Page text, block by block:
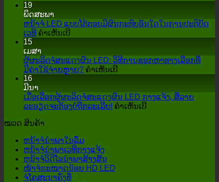
19
ພຶດສະພາ
ຫນ້າຈໍ LED ແບບໂຕ້ຕອບມີຜົນກະທົບອັນໃດໃນການປະຕິບັດ
ເວທີ ຄໍາເຫັນເບີສຸດ
ຈໍ
LED
ມີ
ຜົນ
ການ
ປະຕິບັດ
ເວທີ
15
ເມສາ
ຜູ້ຜະລິດຈໍສະແດງຜົນ LED: ວິທີການຊອກຫາທາງເລືອກທີ່
ມີຄ່າໃຊ້ຈ່າຍຫຼາຍ? ຄໍາເຫັນເບີສຸດ
ຈໍ
ສະແດງ
16
ມີນາ
ເມື່ອເລືອກຜູ້ຜະລິດຈໍສະແດງຜົນ LED ກາງແຈ້ງ, ສີ່ລາຍ
ລະອຽດຈະຕ້ອງບໍ່ຖືກລະເລີຍ! ຄໍາເຫັນເບີສຸດ
ໝວດ ສິນຄ້າ
ຫນ້າຈໍນໍາພາໃນລົ່ມ
ຫນ້າຈໍນໍາພາເວທີກາງແຈ້ງ
ຫນ້າຈໍວິດີໂອນໍາພາສ້າງສັນ
ໜ້າຈໍຂະໜາດນ້ອຍ HD LED
ຈໍໂຄສະນາຄົງທີ່